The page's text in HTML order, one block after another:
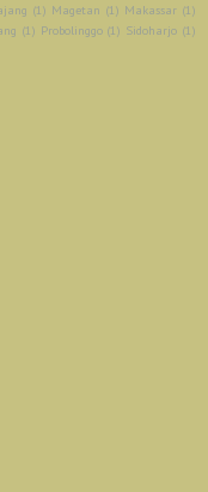
(1) Magetan (1) Makassar (1)
(1) Probolinggo (1) Sidoharjo (1)